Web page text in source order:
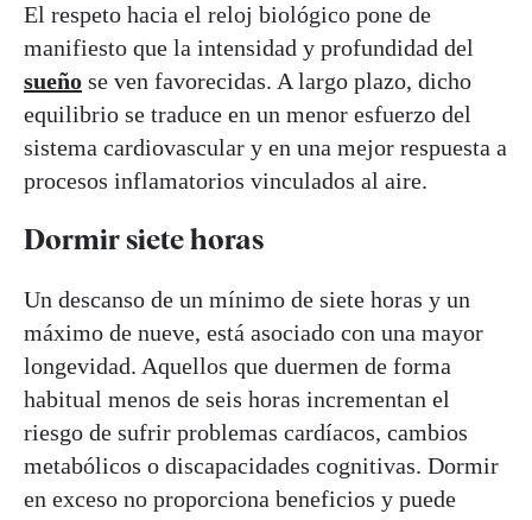
El respeto hacia el reloj biológico pone de
manifiesto que la intensidad y profundidad del
sueño se ven favorecidas. A largo plazo, dicho
equilibrio se traduce en un menor esfuerzo del
sistema cardiovascular y en una mejor respuesta a
procesos inflamatorios vinculados al aire.
Dormir siete horas
Un descanso de un mínimo de siete horas y un
máximo de nueve, está asociado con una mayor
longevidad. Aquellos que duermen de forma
habitual menos de seis horas incrementan el
riesgo de sufrir problemas cardíacos, cambios
metabólicos o discapacidades cognitivas. Dormir
en exceso no proporciona beneficios y puede